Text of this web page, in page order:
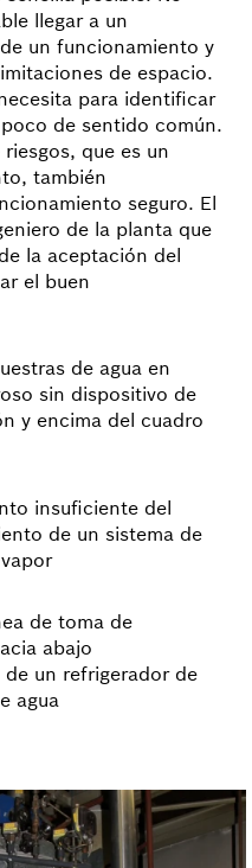
llegar a un
un funcionamiento y
de espacio.
para identificar
de sentido común.
que es un
también
seguro. El
de la planta que
la aceptación del
el buen
de agua en
sin dispositivo de
y encima del cuadro
insuficiente del
de un sistema de
de toma de
abajo
un refrigerador de
agua